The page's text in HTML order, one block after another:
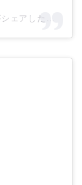
した投稿 –